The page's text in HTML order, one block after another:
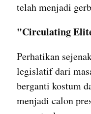
telah menjadi
"Circulating
Perhatikan
legislatif dari
berganti kostum
menjadi calon